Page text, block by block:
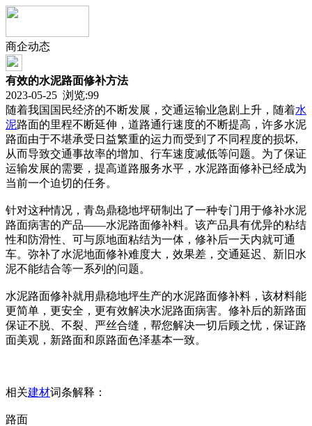
商企动态
有效的水泥路面修补方法
2023-05-25 浏览:99
随着我国国民经济的不断发展，交通运输业急剧上升，随着水
泥路面的里程不断延伸，道路通行速度的不断提高，许多水泥
路面由于不堪承受日益繁重的运力而受到了不同程度的损坏,
从而导致交通事故率的增加、行车速度减低等问题。为了保证
运输发展的需要，提高道路服务水平，水泥路面修补已经成为
当前一个迫切的任务。
针对这种情况，青岛鼎稳地坪研制出了一种专门用于修补水泥
路面病害的产品——水泥路面修补料。该产品具有优异的粘结
性和防滑性、可与原地面粘结为一体，修补后一天内就可通
车。弥补了水泥地面修补难度大，效果差，交通延迟、新旧水
泥不能结合等一系列的问题。
水泥路面修补就用鼎稳地坪生产的水泥路面修补料，该材料能
更简单，更安全，更有效解决水泥路面病害。修补后的新路面
保证不脱、不裂、严丝合缝，帮您解决一切后顾之忧，保证路
面美观，新路面和原路面色泽基本一致。
相关建材词条解释：
路面